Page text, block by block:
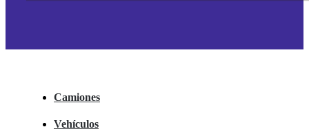
Camiones
Vehículos